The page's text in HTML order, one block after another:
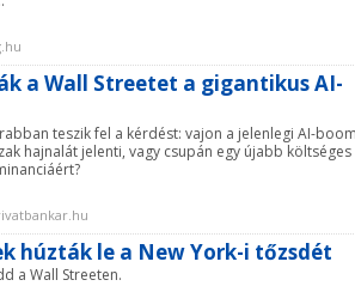
a Wall Streetet a gigantikus AI-
teszik fel a kérdést: vajon a jelenlegi AI-
hajnalát jelenti, vagy csupán egy újabb költséges
húzták le a New York-i tőzsdét
a Wall Streeten.